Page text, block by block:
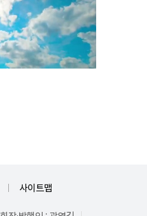
사이트맵